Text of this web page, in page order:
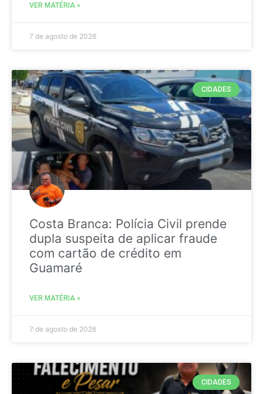
VER MATÉRIA »
7 de agosto de 2026
CIDADES
Costa Branca: Polícia Civil prende
dupla suspeita de aplicar fraude
com cartão de crédito em
Guamaré
VER MATÉRIA »
7 de agosto de 2026
CIDADES